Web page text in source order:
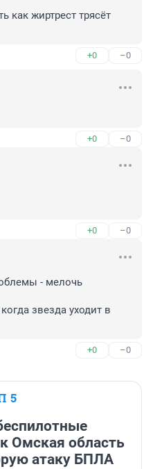
как жиртрест трясёт
+0 –0
+0 –0
+0 –0
- мелочь
звезда уходит в
+0 –0
5
Омская область
атаку БПЛА